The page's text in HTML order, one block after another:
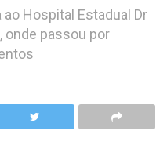
Hospital Estadual Dr
onde passou por